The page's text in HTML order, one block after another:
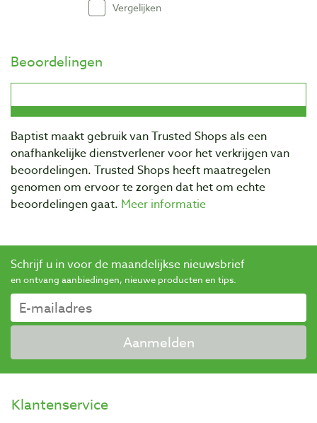
Vergelijken
Beoordelingen
Baptist maakt gebruik van Trusted Shops als een
onafhankelijke dienstverlener voor het verkrijgen van
beoordelingen. Trusted Shops heeft maatregelen
genomen om ervoor te zorgen dat het om echte
beoordelingen gaat. Meer informatie
Schrijf u in voor de maandelijkse nieuwsbrief
en ontvang aanbiedingen, nieuwe producten en tips.
Aanmelden
Klantenservice